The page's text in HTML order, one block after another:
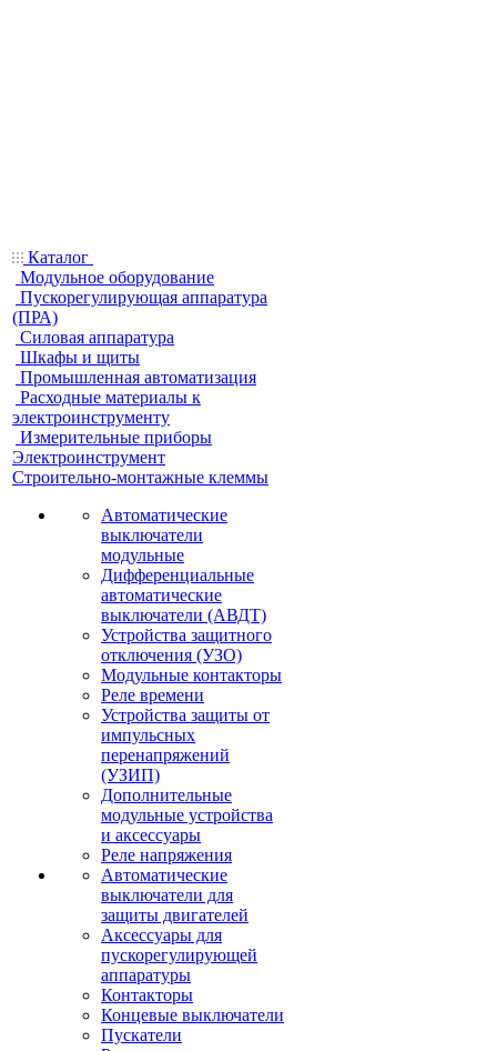
Каталог
Модульное оборудование
Пускорегулирующая аппаратура
(ПРА)
Силовая аппаратура
Шкафы и щиты
Промышленная автоматизация
Расходные материалы к
электроинструменту
Измерительные приборы
Электроинструмент
Строительно-монтажные клеммы
Автоматические
выключатели
модульные
Дифференциальные
автоматические
выключатели (АВДТ)
Устройства защитного
отключения (УЗО)
Модульные контакторы
Реле времени
Устройства защиты от
импульсных
перенапряжений
(УЗИП)
Дополнительные
модульные устройства
и аксессуары
Реле напряжения
Автоматические
выключатели для
защиты двигателей
Аксессуары для
пускорегулирующей
аппаратуры
Контакторы
Концевые выключатели
Пускатели